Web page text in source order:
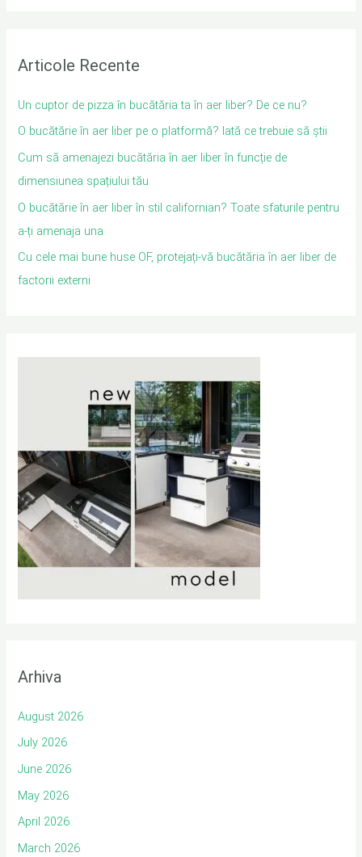
Articole Recente
Un cuptor de pizza în bucătăria ta în aer liber? De ce nu?
O bucătărie în aer liber pe o platformă? Iată ce trebuie să știi
Cum să amenajezi bucătăria în aer liber în funcție de
dimensiunea spațiului tău
O bucătărie în aer liber în stil californian? Toate sfaturile pentru
a-ți amenaja una
Cu cele mai bune huse OF, protejați-vă bucătăria în aer liber de
factorii externi
Arhiva
August 2026
July 2026
June 2026
May 2026
April 2026
March 2026